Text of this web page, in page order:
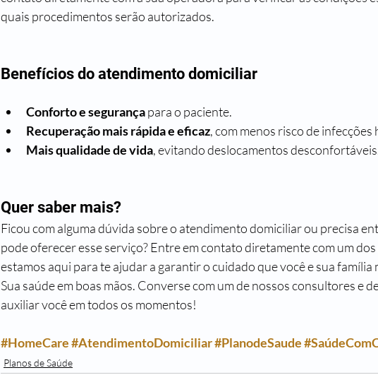
quais procedimentos serão autorizados.
Benefícios do atendimento domiciliar
Conforto e segurança para o paciente.
Recuperação mais rápida e eficaz, com menos risco de infecções
Mais qualidade de vida, evitando deslocamentos
Quer saber mais?
Ficou com alguma dúvida sobre o atendimento domiciliar ou precisa
pode oferecer esse serviço? Entre em contato diretamente com um
estamos aqui para te ajudar a garantir o cuidado que você e sua família
Sua saúde em boas mãos. Converse com um de nossos consultores e
auxiliar você em todos os momentos!
#HomeCare#AtendimentoDomiciliar#PlanodeSaude
Planos de Saúde